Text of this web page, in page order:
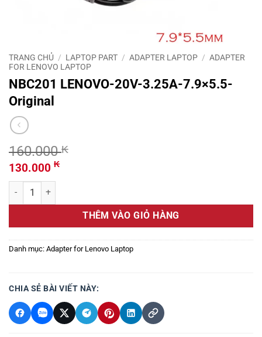
TRANG CHỦ / LAPTOP PART / ADAPTER LAPTOP / ADAPTER
FOR LENOVO LAPTOP
NBC201 LENOVO-20V-3.25A-7.9×5.5-
Original
160.000₭
Giá
gốc
là:
160.000 ₭.
130.000 ₭Giá
là:
130.000 ₭.
NBC201 LENOVO-20V-3.25A-7.9x5.5-Original số lượng
THÊM VÀO GIỎ HÀNG
Danh mục: Adapter for Lenovo Laptop
CHIA SẺ BÀI VIẾT NÀY: